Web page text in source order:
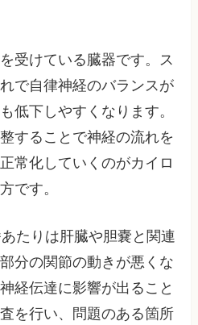
受けている臓器です。ス
で自律神経のバランスが
低下しやすくなります。
することで神経の流れを
常化していくのがカイロ
です。
たりは肝臓や胆嚢と関連
分の関節の動きが悪くな
経伝達に影響が出ること
を行い、問題のある箇所